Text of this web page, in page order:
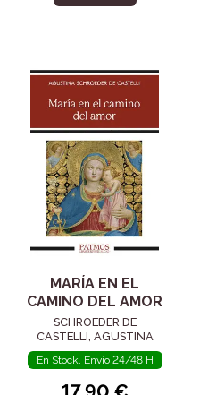
MARÍA EN EL
CAMINO DEL AMOR
SCHROEDER DE
CASTELLI, AGUSTINA
En Stock. Envío 24/48 H